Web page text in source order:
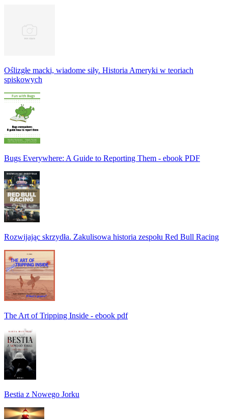
Oślizgłe macki, wiadome siły. Historia Ameryki w teoriach
spiskowych
Bugs Everywhere: A Guide to Reporting Them - ebook PDF
Rozwijając skrzydła. Zakulisowa historia zespołu Red Bull Racing
The Art of Tripping Inside - ebook pdf
Bestia z Nowego Jorku